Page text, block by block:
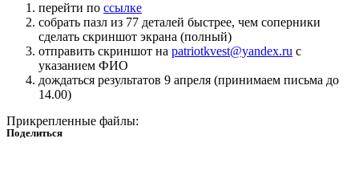
перейти по ссылке
собрать пазл из 77 деталей быстрее, чем соперники
сделать скриншот экрана (полный)
отправить скриншот на patriotkvest@yandex.ru с
указанием ФИО
дождаться результатов 9 апреля (принимаем письма до
14.00)
Прикрепленные файлы:
Поделиться